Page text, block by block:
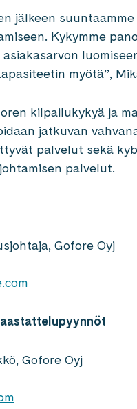
jälkeen
Kykymme
myötä”,
kilpailukykyä ja
jatkuvan
palvelut sekä
palvelut.
Gofore Oyj
Gofore Oyj